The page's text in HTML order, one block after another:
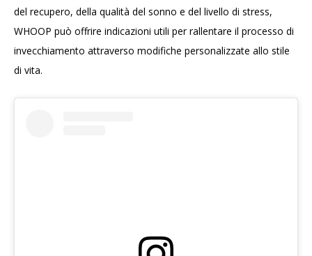
del recupero, della qualità del sonno e del livello di stress,
WHOOP può offrire indicazioni utili per rallentare il processo di
invecchiamento attraverso modifiche personalizzate allo stile
di vita.